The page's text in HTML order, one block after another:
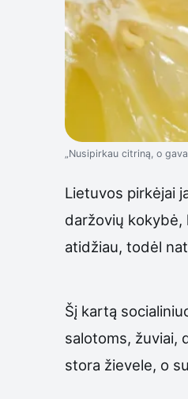
„Nusipirkau citriną, o
Lietuvos pirkėjai
daržovių
atidžiau, todėl
Šį kartą
salotoms, žuviai,
stora žievele, o